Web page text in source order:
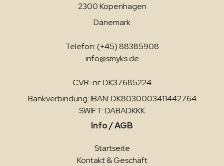
2300 Kopenhagen
Dänemark
Telefon: (+45) 88385908
info@smyks.de
CVR-nr: DK37685224
Bankverbindung: IBAN: DK8030003411442764
SWIFT: DABADKKK
Info / AGB
Startseite
Kontakt & Geschäft